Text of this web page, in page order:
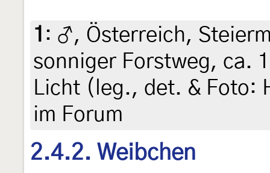
1 : ♂, Österreich,
sonniger Forstweg, ca.
Licht (leg., det. & Foto:
im Forum
2.4.2. Weibchen